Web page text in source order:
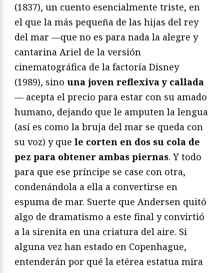
(1837), un cuento esencialmente triste, en
el que la más pequeña de las hijas del rey
del mar —que no es para nada la alegre y
cantarina Ariel de la versión
cinematográfica de la factoría Disney
(1989), sino una joven reflexiva y callada
— acepta el precio para estar con su amado
humano, dejando que le amputen la lengua
(así es como la bruja del mar se queda con
su voz) y que le corten en dos su cola de
pez para obtener ambas piernas. Y todo
para que ese príncipe se case con otra,
condenándola a ella a convertirse en
espuma de mar. Suerte que Andersen quitó
algo de dramatismo a este final y convirtió
a la sirenita en una criatura del aire. Si
alguna vez han estado en Copenhague,
entenderán por qué la etérea estatua mira